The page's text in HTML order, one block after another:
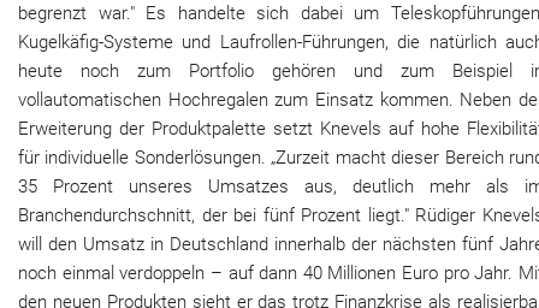
begrenzt war." Es handelte sich dabei um
Kugelkäfig-Systeme und Laufrollen-Führungen, die natürlich
heute noch zum Portfolio gehören und zum Beispiel
vollautomatischen Hochregalen zum Einsatz kommen. Neben
Erweiterung der Produktpalette setzt Knevels auf hohe
für individuelle Sonderlösungen. „Zurzeit macht dieser Bereich
35 Prozent unseres Umsatzes aus, deutlich mehr als
Branchendurchschnitt, der bei fünf Prozent liegt." Rüdiger
will den Umsatz in Deutschland innerhalb der nächsten fünf
noch einmal verdoppeln – auf dann 40 Millionen Euro pro Jahr.
den neuen Produkten sieht er das trotz Finanzkrise als